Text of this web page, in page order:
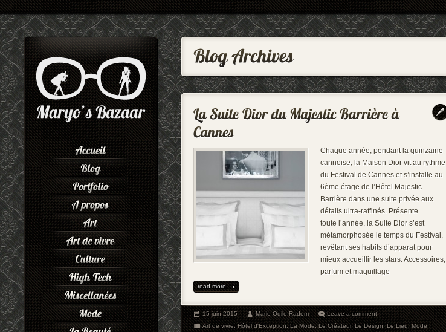
Chaque année, pendant la quinzaine
cannoise, la Maison Dior vit au rythme
du Festival de Cannes et s’installe au
6ème étage de l’Hôtel Majestic
Barrière dans une suite privée aux
détails ultra-raffinés. Présente
toute l’année, la Suite Dior s’est
métamorphosée le temps du Festival,
revêtant ses habits d’apparat pour
mieux accueillir les stars. Accessoires,
parfum et maquillage
read more
15 juin 2015 Marie-Odile Radom
Leave a comment
Art de vivre,Hôtel d'Exception,La Mode,Le Créateur,Le Design,Le Lieu,Mode